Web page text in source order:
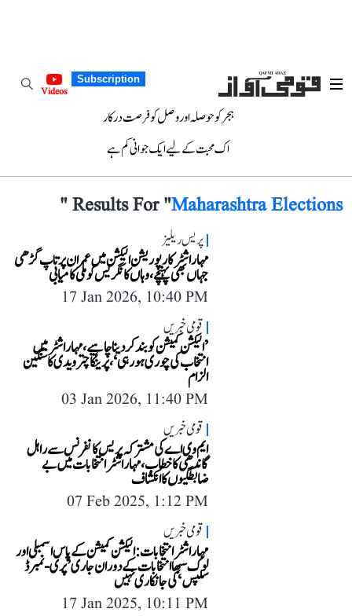
Subscription
Videos
ہجر کو حوصلہ اور وصل کو فرصت درکار
اک محبت کے لیے ایک جوانی کم ہے
Results For "Maharashtra Elections
"
پریس ریلیز
مہاراشٹر کارپوریشن الیکشن میں عمران پرتاپ گڑھی
جہاں بھی پہنچے، وہاں کانگریس کو ملی کامیابی
17 Jan 2026, 10:40 PM
قومی خبریں
’الیکشن کمیشن کو بند کر دینا چاہیے، مہاراشٹر میں
انتخاب کی چوری ہو رہی‘، پرینکا چترویدی کا سنگین
الزام
03 Jan 2026, 11:40 PM
قومی خبریں
ایم وی اے کی مشترکہ پریس کانفرنس سے راہل
گاندھی کا خطاب، مہاراشٹر انتخابات میں بے
ضابطگیوں کا انکشاف
07 Feb 2025, 1:12 PM
قومی خبریں
مہاراشٹر انتخابات: الیکشن کمیشن کے پاس اسمبلی اور
لوک سبھا انتخابات کے دوران جاری ’پری-نمبرڈ
سلپس‘ کی جانکاری نہیں
17 Jan 2025, 10:11 PM